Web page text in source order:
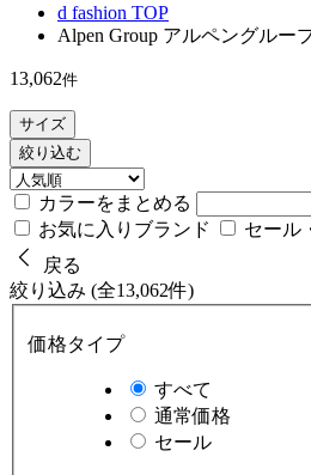
d fashion TOP
Alpen Group アルペングルー
13,062件
サイズ
絞り込む
カラーをまとめる
お気に入りブランド
セール
戻る
絞り込み (全13,062件)
価格タイプ
すべて
通常価格
セール